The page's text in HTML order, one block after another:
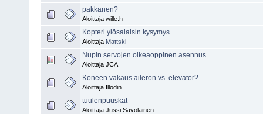
pakkanen?
Aloittaja wille.h
Kopteri ylösalaisin kysymys
Aloittaja Mattski
Nupin servojen oikeaoppinen asennus
Aloittaja JCA
Koneen vakaus aileron vs. elevator?
Aloittaja Illodin
tuulenpuuskat
Aloittaja Jussi Savolainen